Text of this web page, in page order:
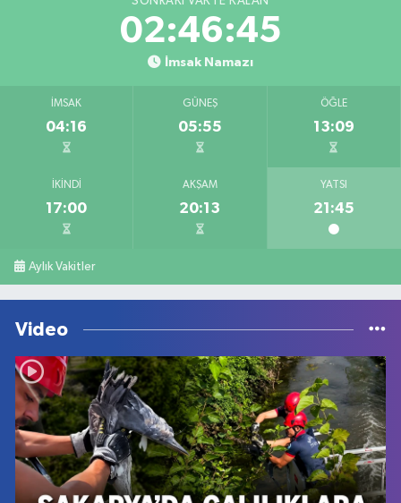
02:46:45
İmsak Namazı
İMSAK
04:16
GÜNEŞ
05:55
ÖĞLE
13:09
İKINDI
17:00
AKŞAM
20:13
YATSI
21:45
Aylık Vakitler
Video